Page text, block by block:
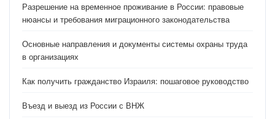
Разрешение на временное проживание в России: правовые
нюансы и требования миграционного законодательства
Основные направления и документы системы охраны труда
в организациях
Как получить гражданство Израиля: пошаговое руководство
Въезд и выезд из России с ВНЖ